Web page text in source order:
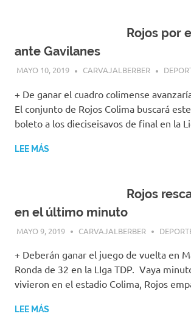
Rojos por
ante Gavilanes
MAYO 10, 2019 CARVAJALBERBER
+ De ganar el cuadro colimense
El conjunto de Rojos Colima buscará
boleto a los dieciseisavos de final en la
LEE MÁS
Rojos
en el último minuto
MAYO 9, 2019 CARVAJALBERBER
+ Deberán ganar el juego de vuelta en
Ronda de 32 en la LIga TDP. Vaya
vivieron en el estadio Colima, Rojos
LEE MÁS